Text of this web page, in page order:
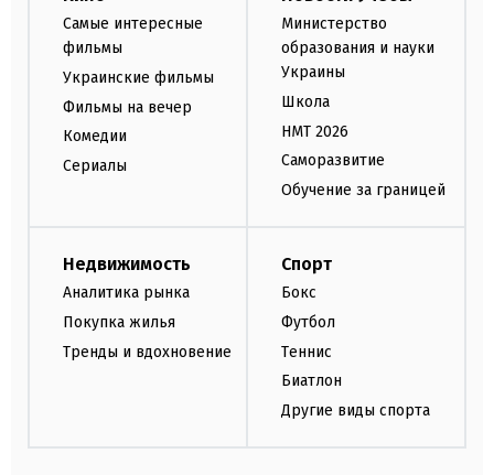
Самые интересные
фильмы
Украинские фильмы
Фильмы на вечер
Комедии
Сериалы
Министерство
образования и науки
Украины
Школа
НМТ 2026
Саморазвитие
Обучение за границей
Недвижимость
Аналитика рынка
Покупка жилья
Тренды и вдохновение
Спорт
Бокс
Футбол
Теннис
Биатлон
Другие виды спорта